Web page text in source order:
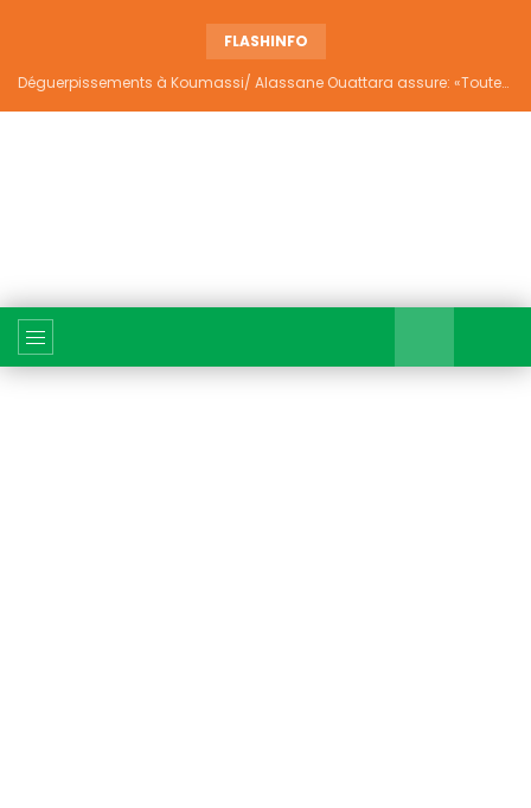
FLASHINFO
Déguerpissements à Koumassi/ Alassane Ouattara assure: «Toutes les responsabilités seront établies et elles donneront lieu aux sanctions prévues par la loi»